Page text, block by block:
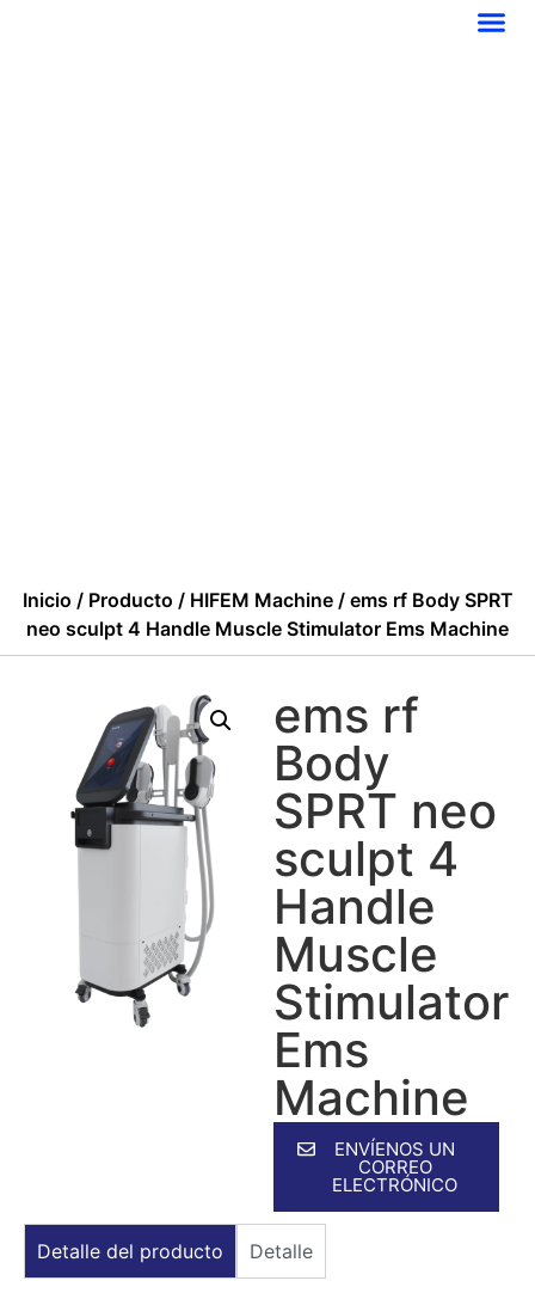
Inicio / Producto / HIFEM Machine/ ems rf Body SPRT
neo sculpt 4 Handle Muscle Stimulator Ems Machine
ems rf
Body
SPRT neo
sculpt 4
Handle
Muscle
Stimulator
Ems
Machine
ENVÍENOS UN
CORREO
ELECTRÓNICO
Detalle del producto Detalle